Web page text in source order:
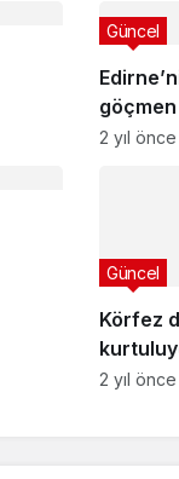
kalkanı
Güncel
2 yıl önce
Körfez
Güncel
2 yıl önce